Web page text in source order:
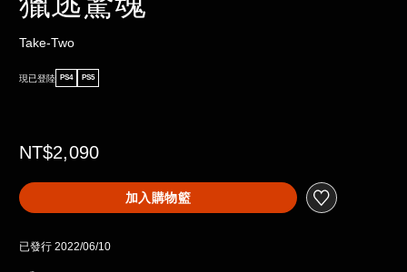
Take-Two
現已登陸 PS4 PS5
NT$2,090
加入購物籃
已發行 2022/06/10